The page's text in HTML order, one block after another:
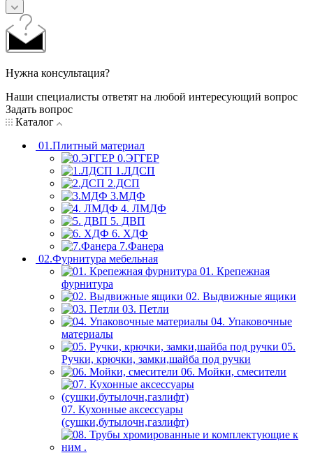
Нужна консультация?
Наши специалисты ответят на любой интересующий вопрос
Задать вопрос
Каталог
01.Плитный материал
0.ЭГГЕР
1.ЛДСП
2.ДСП
3.МДФ
4. ЛМДФ
5. ДВП
6. ХДФ
7.Фанера
02.Фурнитура мебельная
01. Крепежная
фурнитура
02. Выдвижные ящики
03. Петли
04. Упаковочные
материалы
05.
Ручки, крючки, замки,шайба под ручки
06. Мойки, смесители
07. Кухонные аксессуары
(сушки,бутылочн,газлифт)